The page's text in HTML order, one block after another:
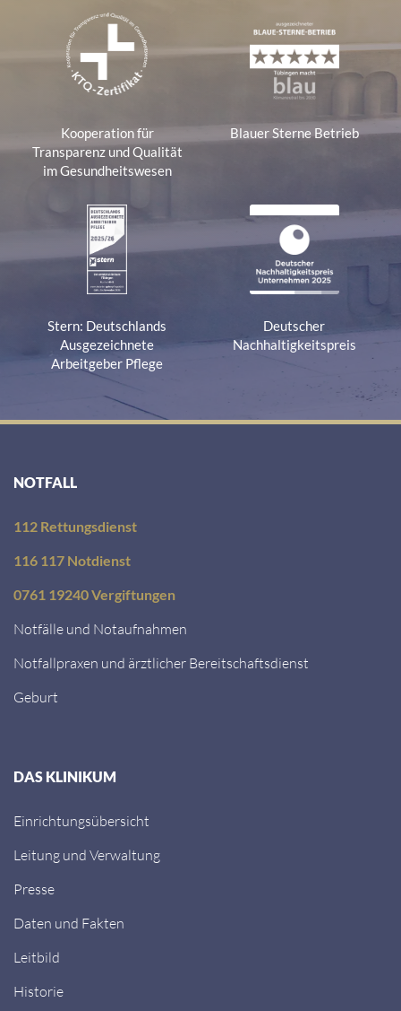
Kooperation für
Transparenz und Qualität
im Gesundheitswesen
Blauer Sterne Betrieb
Stern: Deutschlands
Ausgezeichnete
Arbeitgeber Pflege
Deutscher
Nachhaltigkeitspreis
NOTFALL
112 Rettungsdienst
116 117 Notdienst
0761 19240 Vergiftungen
Notfälle und Notaufnahmen
Notfallpraxen und ärztlicher Bereitschaftsdienst
Geburt
DAS KLINIKUM
Einrichtungsübersicht
Leitung und Verwaltung
Presse
Daten und Fakten
Leitbild
Historie